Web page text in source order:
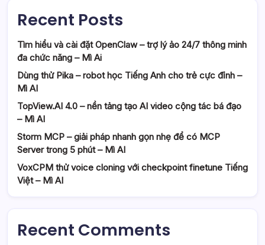
Recent Posts
Tìm hiểu và cài đặt OpenClaw – trợ lý ảo 24/7 thông minh
đa chức năng – Mì Ai
Dùng thử Pika – robot học Tiếng Anh cho trẻ cực đỉnh –
Mì AI
TopView.AI 4.0 – nền tảng tạo AI video cộng tác bá đạo
– Mì AI
Storm MCP – giải pháp nhanh gọn nhẹ để có MCP
Server trong 5 phút – Mì AI
VoxCPM thử voice cloning với checkpoint finetune Tiếng
Việt – Mì AI
Recent Comments